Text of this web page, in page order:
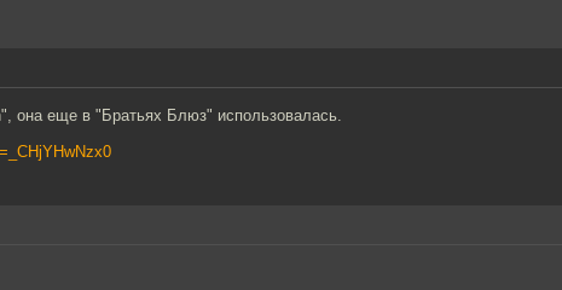
она еще в "Братьях Блюз" использовалась.